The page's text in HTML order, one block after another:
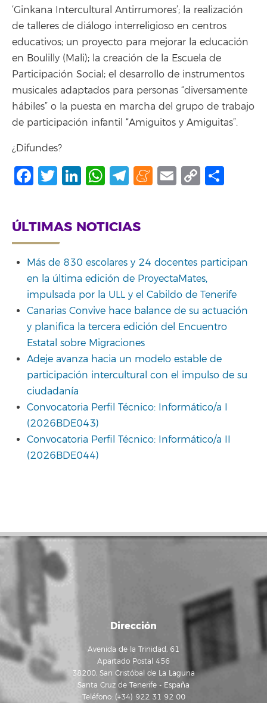
‘Ginkana Intercultural Antirrumores’; la realización
de talleres de diálogo interreligioso en centros
educativos; un proyecto para mejorar la educación
en Boulilly (Mali); la creación de la Escuela de
Participación Social; el desarrollo de instrumentos
musicales adaptados para personas “diversamente
hábiles” o la puesta en marcha del grupo de trabajo
de participación infantil “Amiguitos y Amiguitas”.
¿Difundes?
Facebook
Twitter
LinkedIn
WhatsApp
Telegram
Meneame
Email
Copy
ÚLTIMAS NOTICIAS
Más de 830 escolares y 24 docentes participan
en la última edición de ProyectaMates,
impulsada por la ULL y el Cabildo de Tenerife
Canarias Convive hace balance de su actuación
y planifica la tercera edición del Encuentro
Estatal sobre Migraciones
Adeje avanza hacia un modelo estable de
participación intercultural con el impulso de su
ciudadanía
Convocatoria Perfil Técnico: Informático/a I
(2026BDE043)
Convocatoria Perfil Técnico: Informático/a II
(2026BDE044)
Dirección
Avenida de la Trinidad, 61
Apartado Postal 456
38200, San Cristóbal de La Laguna
Santa Cruz de Tenerife - España
Teléfono: (+34) 922 31 92 00